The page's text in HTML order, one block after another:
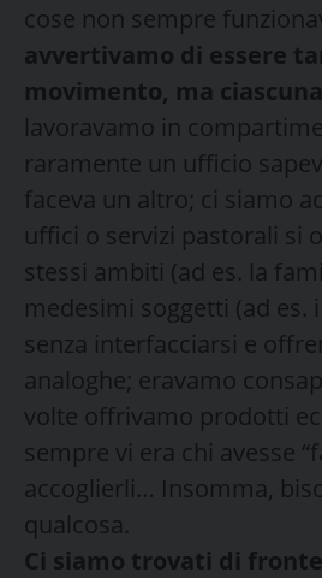
cose non sempre
avvertivamo di essere
movimento, ma
lavoravamo in
raramente un ufficio
faceva un altro; ci siamo
uffici o servizi pastorali si
stessi ambiti (ad es. la
medesimi soggetti (ad es.
senza interfacciarsi e
analoghe; eravamo
volte offrivamo prodotti
sempre vi era chi avesse
accoglierli… Insomma,
qualcosa.
Ci siamo trovati di